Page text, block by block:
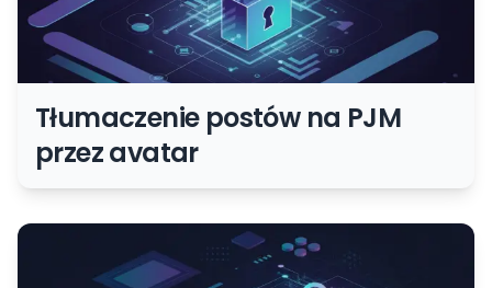
Tłumaczenie postów na PJM
przez avatar